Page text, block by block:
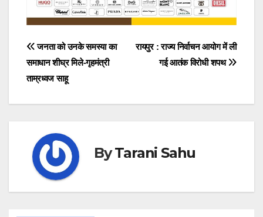
Post
navigation
रायपुर : राज्य निर्वाचन आयोग में ली
गई आतंक विरोधी शपथ
जनता को उनके समस्या का
समाधान शीघ्र मिले-गृहमंत्री
ताम्रध्वज साहू
ByTarani Sahu